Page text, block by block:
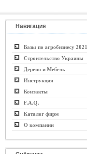
Навигация
Базы по агробизнесу 2021
Строительство Украины
Дерево и Мебель
Инструкция
Контакты
F.A.Q.
Каталог фирм
О компании